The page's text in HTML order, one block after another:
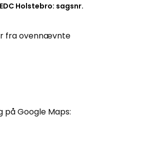
Holstebro: sagsnr.
fra ovennævnte
på Google Maps: